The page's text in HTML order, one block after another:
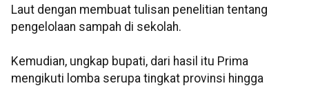
Laut dengan membuat tulisan penelitian tentang
pengelolaan sampah di sekolah.
Kemudian, ungkap bupati, dari hasil itu Prima
mengikuti lomba serupa tingkat provinsi hingga